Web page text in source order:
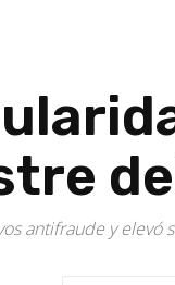
antifraude y elevó